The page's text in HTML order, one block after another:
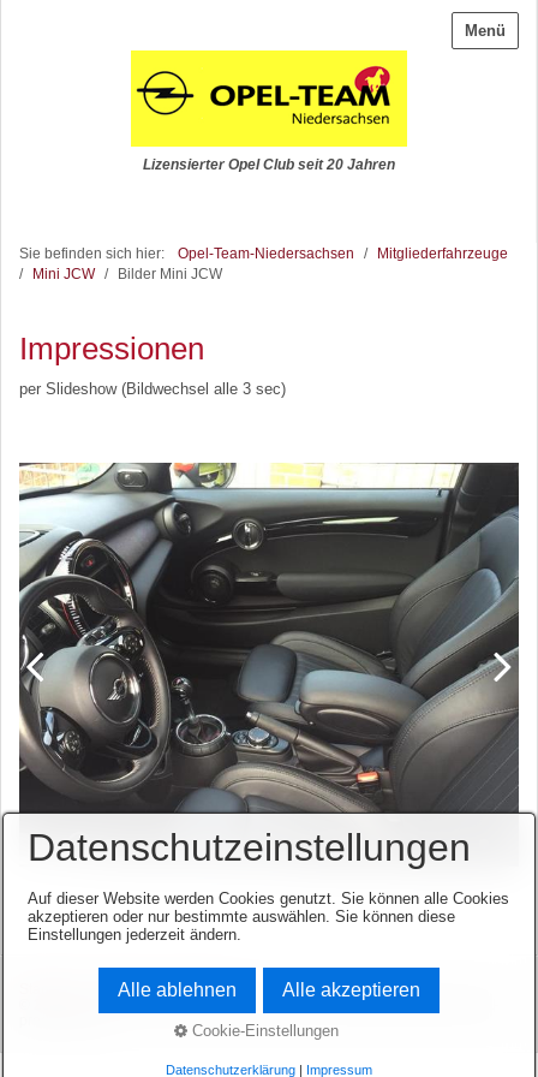
Menü
Lizensierter Opel Club seit 20 Jahren
Sie befinden sich hier: Opel-Team-Niedersachsen /
Mitgliederfahrzeuge
/
Mini JCW / Bilder Mini JCW
Impressionen
per Slideshow (Bildwechsel alle 3 sec)
Kontakt
Impressum
Website erstellt mit zeta-
Datenschutzeinstellungen
Auf dieser Website werden Cookies genutzt. Sie können alle Cookies
akzeptieren oder nur bestimmte auswählen. Sie können diese
Einstellungen jederzeit ändern.
Alle ablehnen Alle akzeptieren
Cookie-Einstellungen
Datenschutzerklärung| Impressum